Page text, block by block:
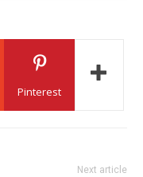
Pinterest
Next article